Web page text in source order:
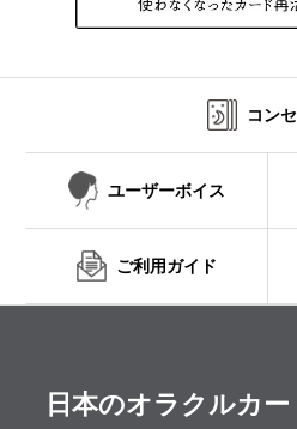
コン
ユーザーボイス
ご利用ガイド
日本のオラクルカ